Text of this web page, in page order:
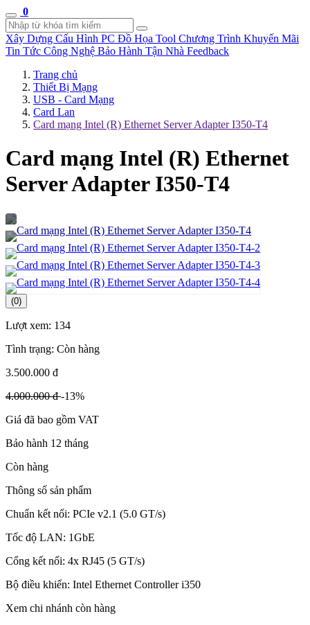
0
Xây Dựng Cấu Hình PC Đồ Họa Tool Chương Trình Khuyến Mãi
Tin Tức Công Nghệ Bảo Hành Tận Nhà Feedback
Trang chủ
Thiết Bị Mạng
USB - Card Mạng
Card Lan
Card mạng Intel (R) Ethernet Server Adapter I350-T4
Card mạng Intel (R) Ethernet
Server Adapter I350-T4
(0)
Lượt xem: 134
Tình trạng: Còn hàng
3.500.000 đ
4.000.000 đ-13%
Giá đã bao gồm VAT
Bảo hành 12 tháng
Còn hàng
Thông số sản phẩm
Chuẩn kết nối: PCIe v2.1 (5.0 GT/s)
Tốc độ LAN: 1GbE
Cổng kết nối: 4x RJ45 (5 GT/s)
Bộ điều khiển: Intel Ethernet Controller i350
Xem chi nhánh còn hàng